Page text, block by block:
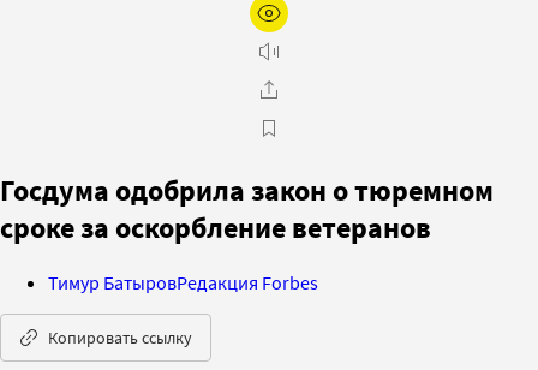
Госдума одобрила закон о тюремном
сроке за оскорбление ветеранов
Тимур БатыровРедакция Forbes
Копировать ссылку